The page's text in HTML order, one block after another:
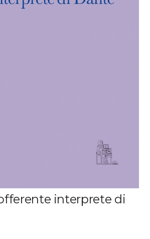
interprete di